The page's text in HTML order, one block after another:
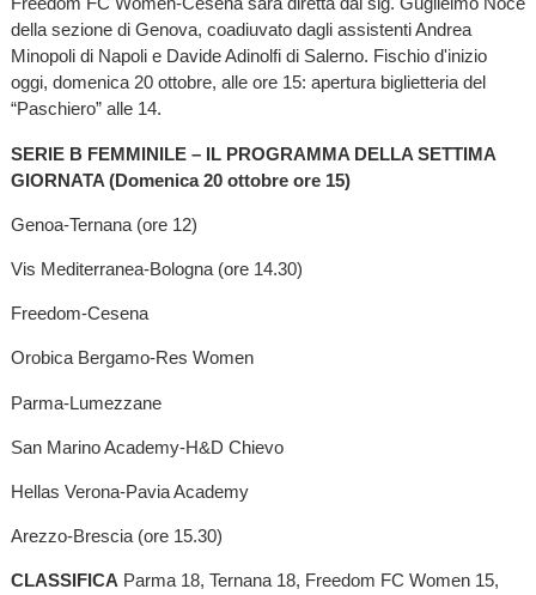
della sezione di Genova, coadiuvato dagli assistenti Andrea
Minopoli di Napoli e Davide Adinolfi di Salerno. Fischio d'inizio
oggi, domenica 20 ottobre, alle ore 15: apertura biglietteria del
“Paschiero” alle 14.
SERIE B FEMMINILE – IL PROGRAMMA DELLA SETTIMA
GIORNATA (Domenica 20 ottobre ore 15)
Genoa-Ternana (ore 12)
Vis Mediterranea-Bologna (ore 14.30)
Freedom-Cesena
Orobica Bergamo-Res Women
Parma-Lumezzane
San Marino Academy-H&D Chievo
Hellas Verona-Pavia Academy
Arezzo-Brescia (ore 15.30)
CLASSIFICA Parma 18, Ternana 18, Freedom FC Women 15,